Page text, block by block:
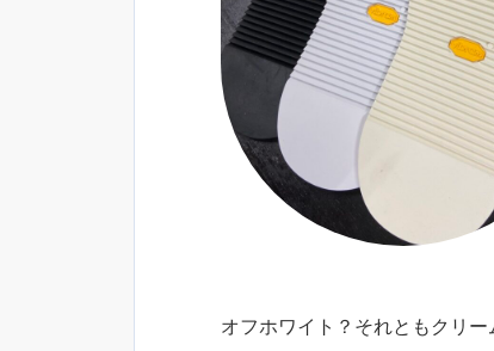
オフホワイト？それともクリ